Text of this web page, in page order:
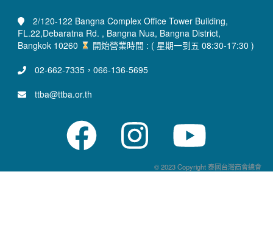
2/120-122 Bangna Complex Office Tower Building,
FL.22,Debaratna Rd. , Bangna Nua, Bangna District,
Bangkok 10260
開始營業時間 : ( 星期一到五 08:30-17:30 )
02-662-7335，066-136-5695
ttba@ttba.or.th
© 2023 Copyright 泰國台灣商會總會